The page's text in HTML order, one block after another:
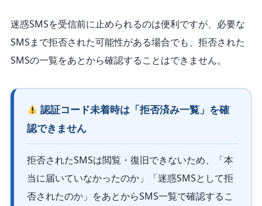
迷惑SMSを受信前に止められるのは便利ですが、必要な
SMSまで拒否された可能性がある場合でも、拒否された
SMSの一覧をあとから確認することはできません。
認証コード未着時は「拒否済み一覧」を確
認できません
拒否されたSMSは閲覧・復旧できないため、「本
当に届いていなかったのか」「迷惑SMSとして拒
否されたのか」をあとからSMS一覧で確認するこ